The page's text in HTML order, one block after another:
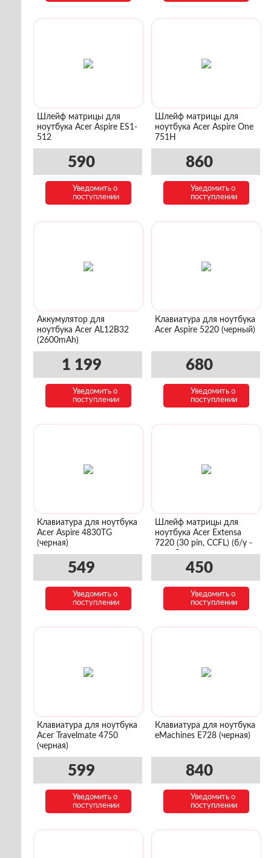
Шлейф матрицы для
ноутбука Acer Aspire ES1-
512
590
Уведомить о
поступлении
Шлейф матрицы для
ноутбука Acer Aspire One
751H
860
Уведомить о
поступлении
Аккумулятор для
ноутбука Acer AL12B32
(2600mAh)
1 199
Уведомить о
поступлении
Клавиатура для ноутбука
Acer Aspire 5220 (черный)
680
Уведомить о
поступлении
Клавиатура для ноутбука
Acer Aspire 4830TG
(черная)
549
Уведомить о
поступлении
Шлейф матрицы для
ноутбука Acer Extensa
7220 (30 pin, CCFL) (б/у -
с разбора)
450
Уведомить о
поступлении
Клавиатура для ноутбука
Acer Travelmate 4750
(черная)
599
Уведомить о
поступлении
Клавиатура для ноутбука
eMachines E728 (черная)
840
Уведомить о
поступлении